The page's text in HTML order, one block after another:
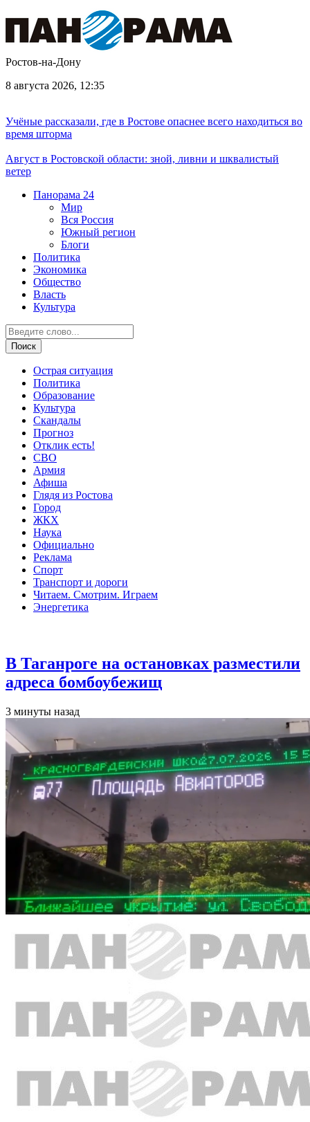
Ростов-на-Дону
8 августа 2026, 12:35
Учёные рассказали, где в Ростове опаснее всего находиться во
время шторма
Август в Ростовской области: зной, ливни и шквалистый
ветер
Панорама 24
Мир
Вся Россия
Южный регион
Блоги
Политика
Экономика
Общество
Власть
Культура
Острая ситуация
Политика
Образование
Культура
Скандалы
Прогноз
Отклик есть!
СВО
Армия
Афиша
Глядя из Ростова
Город
ЖКХ
Наука
Официально
Реклама
Спорт
Транспорт и дороги
Читаем. Смотрим. Играем
Энергетика
В Таганроге на остановках разместили
адреса бомбоубежищ
3 минуты назад